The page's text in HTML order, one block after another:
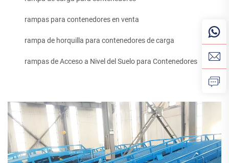
rampas para contenedores en venta
rampa de horquilla para contenedores de carga
rampas de Acceso a Nivel del Suelo para Contenedores